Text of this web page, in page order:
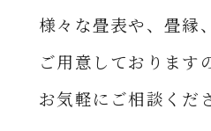
様々な畳表や、畳縁
ご用意しております
お気軽にご相談くだ